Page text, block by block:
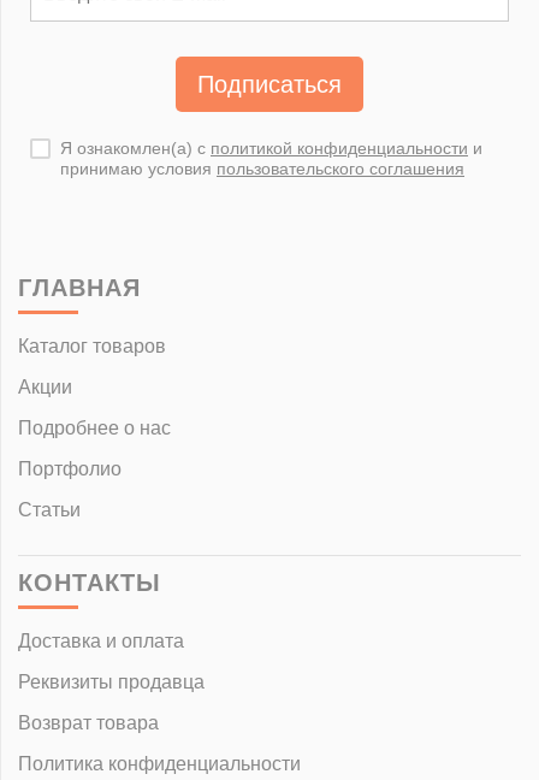
Подписаться
Я ознакомлен(а) с политикой конфиденциальности и
принимаю условия пользовательского соглашения
ГЛАВНАЯ
Каталог товаров
Акции
Подробнее о нас
Портфолио
Статьи
КОНТАКТЫ
Доставка и оплата
Реквизиты продавца
Возврат товара
Политика конфиденциальности